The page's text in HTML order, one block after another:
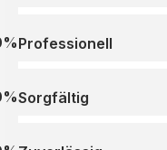
Professionell
Sorgfältig